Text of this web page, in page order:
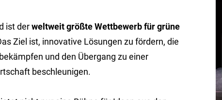
ist derweltweit größte Wettbewerbfür grüne
Ziel ist, innovative Lösungen zu fördern, die
und den Übergang zu einer
beschleunigen.